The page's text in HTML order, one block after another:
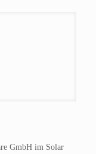
GmbH im Solar